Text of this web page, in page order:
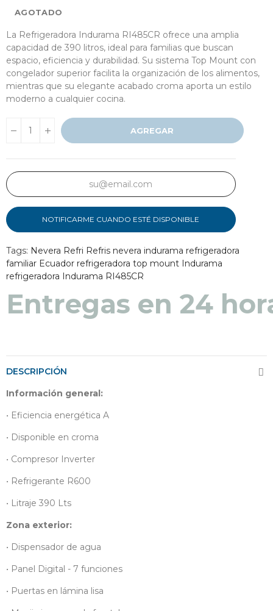
AGOTADO
La Refrigeradora Indurama RI485CR ofrece una amplia
capacidad de 390 litros, ideal para familias que buscan
espacio, eficiencia y durabilidad. Su sistema Top Mount con
congelador superior facilita la organización de los alimentos,
mientras que su elegante acabado croma aporta un estilo
moderno a cualquier cocina.
AGREGAR
NOTIFICARME CUANDO ESTÉ DISPONIBLE
Tags: Nevera Refri Refris nevera indurama refrigeradora
familiar Ecuador refrigeradora top mount Indurama
refrigeradora Indurama RI485CR
Entregas en 48 a
DESCRIPCIÓN
Información general:
• Eficiencia energética A
• Disponible en croma
• Compresor Inverter
• Refrigerante R600
• Litraje 390 Lts
Zona exterior:
• Dispensador de agua
• Panel Digital - 7 funciones
• Puertas en lámina lisa